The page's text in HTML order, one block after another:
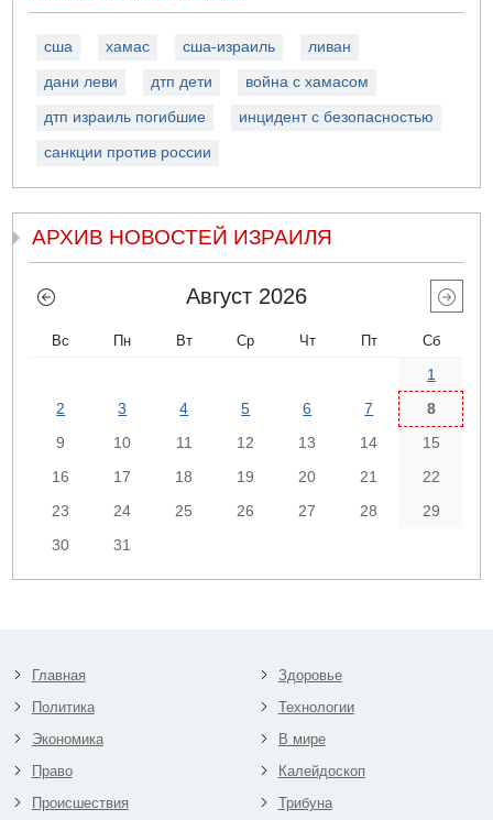
сша хамас сша-израиль ливан
дани леви дтп дети война с хамасом
дтп израиль погибшие инцидент с безопасностью
санкции против россии
АРХИВ НОВОСТЕЙ ИЗРАИЛЯ
Август 2026
Вс Пн Вт Ср Чт Пт Сб
1
2
3 4 5 6 7
8
9
10 11 12 13 14
15
16
17 18 19 20 21
22
23
24 25 26 27 28
29
30
31
Главная
Политика
Экономика
Право
Происшествия
Здоровье
Технологии
В мире
Калейдоскоп
Трибуна